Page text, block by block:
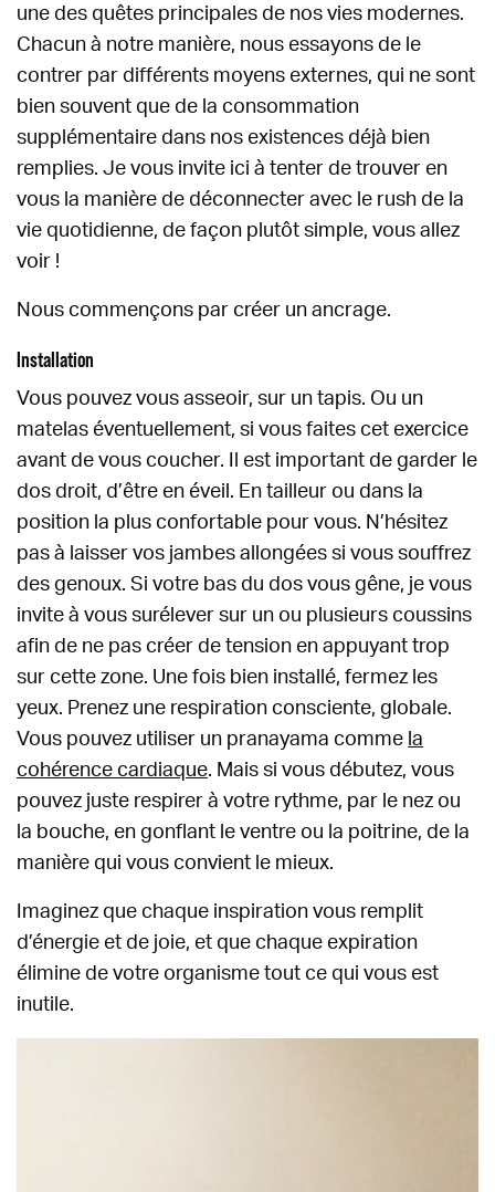
une des quêtes principales de nos vies modernes.
Chacun à notre manière, nous essayons de le
contrer par différents moyens externes, qui ne sont
bien souvent que de la consommation
supplémentaire dans nos existences déjà bien
remplies. Je vous invite ici à tenter de trouver en
vous la manière de déconnecter avec le rush de la
vie quotidienne, de façon plutôt simple, vous allez
voir !
Nous commençons par créer un ancrage.
Installation
Vous pouvez vous asseoir, sur un tapis. Ou un
matelas éventuellement, si vous faites cet exercice
avant de vous coucher. Il est important de garder le
dos droit, d’être en éveil. En tailleur ou dans la
position la plus confortable pour vous. N’hésitez
pas à laisser vos jambes allongées si vous souffrez
des genoux. Si votre bas du dos vous gêne, je vous
invite à vous surélever sur un ou plusieurs coussins
afin de ne pas créer de tension en appuyant trop
sur cette zone. Une fois bien installé, fermez les
yeux. Prenez une respiration consciente, globale.
Vous pouvez utiliser un pranayama comme la
cohérence cardiaque. Mais si vous débutez, vous
pouvez juste respirer à votre rythme, par le nez ou
la bouche, en gonflant le ventre ou la poitrine, de la
manière qui vous convient le mieux.
Imaginez que chaque inspiration vous remplit
d’énergie et de joie, et que chaque expiration
élimine de votre organisme tout ce qui vous est
inutile.